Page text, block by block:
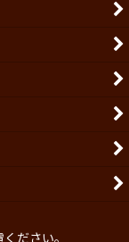
ださい。